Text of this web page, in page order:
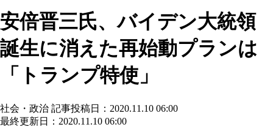
安倍晋三氏、バイデン大統領
誕生に消えた再始動プランは
「トランプ特使」
社会・政治 記事投稿日：2020.11.10 06:00
最終更新日：2020.11.10 06:00